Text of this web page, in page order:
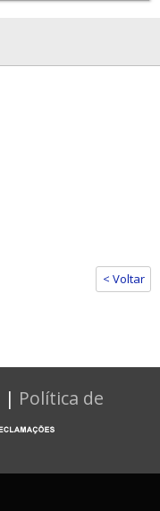
< Voltar
| Política de